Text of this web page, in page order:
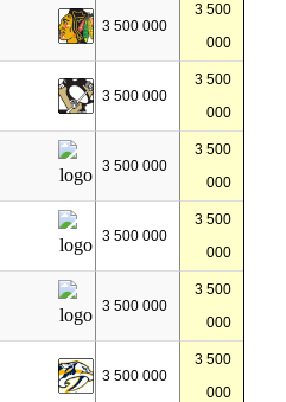
3 500 000
3 500
000
3 500 000
3 500
000
3 500 000
3 500
000
3 500 000
3 500
000
3 500 000
3 500
000
3 500 000
3 500
000